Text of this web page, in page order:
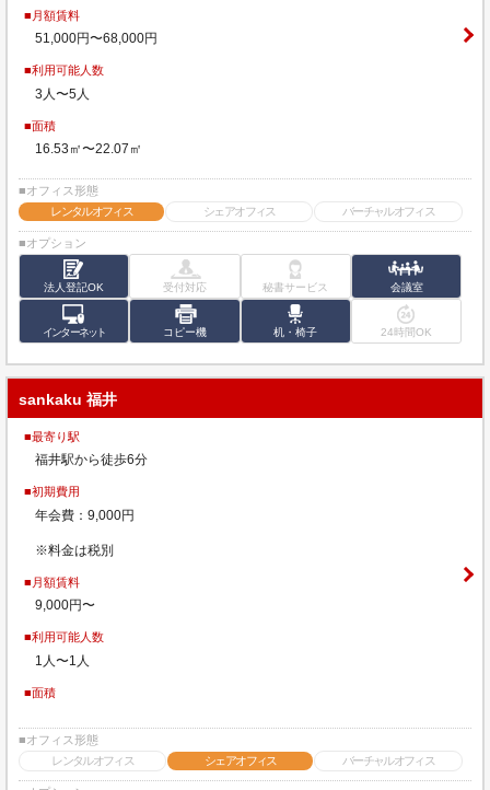
■月額賃料
51,000円〜68,000円
■利用可能人数
3人〜5人
■面積
16.53㎡〜22.07㎡
■オフィス形態
レンタルオフィス
シェアオフィス バーチャルオフィス
■オプション
法人登記OK 受付対応 秘書サービス 会議室
インターネット コピー機 机・椅子 24時間OK
sankaku 福井
■最寄り駅
福井駅から徒歩6分
■初期費用
年会費：9,000円
※料金は税別
■月額賃料
9,000円〜
■利用可能人数
1人〜1人
■面積
■オフィス形態
レンタルオフィス
シェアオフィス バーチャルオフィス